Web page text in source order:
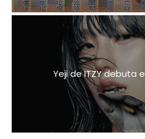
Yeji de ITZY debuta